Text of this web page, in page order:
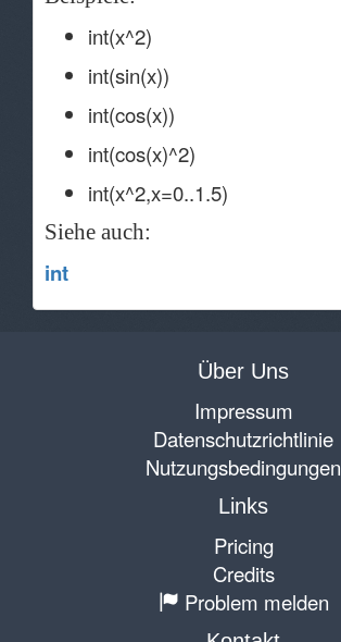
int(x^2)
int(sin(x))
int(cos(x))
int(cos(x)^2)
int(x^2,x=0..1.5)
Siehe auch:
int
Über Uns
Impressum
Datenschutzrichtlinie
Nutzungsbedingungen
Links
Pricing
Credits
Problem melden